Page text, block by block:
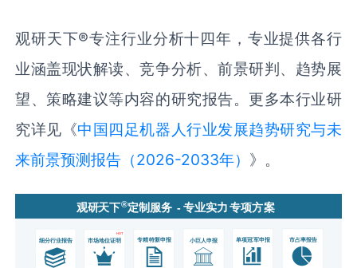
观研天下®专注行业分析十四年，专业提供各行
业涵盖现状解读、竞争分析、前景研判、趋势展
望、策略建议等内容的研究报告。更多本行业研
究详见《中国四足机器人行业发展趋势研究与未
来前景预测报告（2026-2033年） 》。